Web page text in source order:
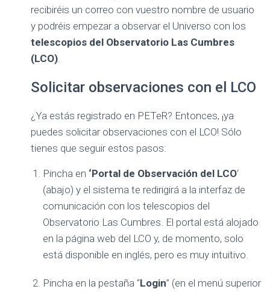
recibiréis un correo con vuestro nombre de usuario
y podréis empezar a observar el Universo con los
telescopios del Observatorio Las Cumbres
(LCO).
Solicitar observaciones con el LCO
¿Ya estás registrado en PETeR? Entonces, ¡ya
puedes solicitar observaciones con el LCO! Sólo
tienes que seguir estos pasos:
Pincha en ‘Portal de Observación del LCO‘
(abajo) y el sistema te redirigirá a la interfaz de
comunicación con los telescopios del
Observatorio Las Cumbres. El portal está alojado
en la página web del LCO y, de momento, solo
está disponible en inglés, pero es muy intuitivo.
Pincha en la pestaña “Login” (en el menú superior